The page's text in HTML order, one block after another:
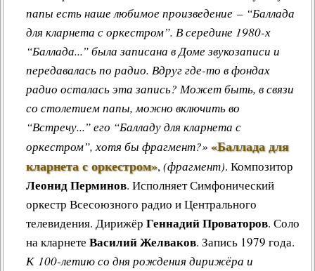
папы есть наше любимое произведение – “Баллада
для кларнета с оркестром”. В середине 1980-х
“Баллада...” была записана в Доме звукозаписи и
передавалась по радио. Вдруг где-то в фондах
радио осталась эта запись? Может быть, в связи
со столетием папы, можно включить во
“Встречу...” его “Балладу для кларнета с
оркестром”, хотя бы фрагмент?» «Баллада для
кларнета с оркестром»,(фрагмент). Композитор
Леонид Перминов. Исполняет Симфонический
оркестр Всесоюзного радио и Центрального
телевидения. Дирижёр Геннадий Проваторов. Соло
на кларнете Василий Желваков. Запись 1979 года.
К 100-летию со дня рождения дирижёра и